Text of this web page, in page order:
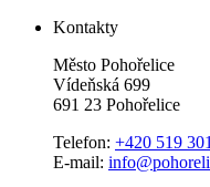
Kontakty
Město Pohořelice
Vídeňská 699
691 23 Pohořelice
Telefon: +420 519
E-mail: